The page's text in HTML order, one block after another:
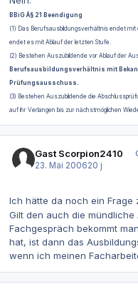
BBiG Â§ 21 Beendigung
(1) Das Berufsausbildungsverhältnis endet
endet es mit Ablauf der letzten Stufe.
(2) Bestehen Auszubildende vor Ablauf der
Berufsausbildungsverhältnis mit
Prüfungsausschuss.
(3) Bestehen Auszubildende die
auf ihr Verlangen bis zur nächstmöglichen
Gast Scorpion2410
23. Mai 200620 j
Ich hätte da noch ein Frage
Gilt den auch die mündliche
Fachgespräch bekommt
hat, ist dann das
wenn ich meinen